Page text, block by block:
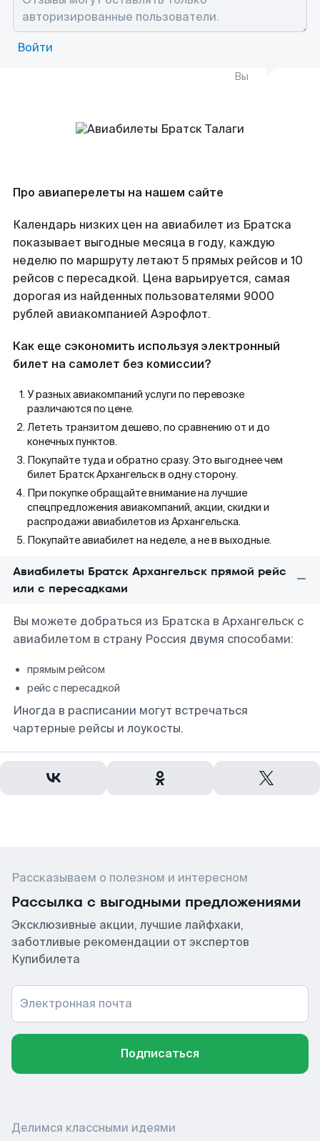
Войти
Вы
Про авиаперелеты на нашем сайте
Календарь низких цен на авиабилет из Братска
показывает выгодные месяца в году, каждую
неделю по маршруту летают 5 прямых рейсов и 10
рейсов с пересадкой. Цена варьируется, самая
дорогая из найденных пользователями 9000
рублей авиакомпанией Аэрофлот.
Как еще сэкономить используя электронный
билет на самолет без комиссии?
У разных авиакомпаний услуги по перевозке
различаются по цене.
Лететь транзитом дешево, по сравнению от и до
конечных пунктов.
Покупайте туда и обратно сразу. Это выгоднее чем
билет Братск Архангельск в одну сторону.
При покупке обращайте внимание на лучшие
спецпредложения авиакомпаний, акции, скидки и
распродажи авиабилетов из Архангельска.
Покупайте авиабилет на неделе, а не в выходные.
Авиабилеты Братск Архангельск прямой рейс
или с пересадками
Вы можете добраться из Братска в Архангельск с
авиабилетом в страну Россия двумя способами:
прямым рейсом
рейс с пересадкой
Иногда в расписании могут встречаться
чартерные рейсы и лоукосты.
Рассказываем о полезном и интересном
Рассылка с выгодными предложениями
Эксклюзивные акции, лучшие лайфхаки,
заботливые рекомендации от экспертов
Купибилета
Электронная почта
Подписаться
Делимся классными идеями